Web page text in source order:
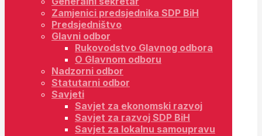
Zamjenici predsjednika SDP BiH
Predsjedništvo
Glavni odbor
Rukovodstvo Glavnog odbora
O Glavnom odboru
Nadzorni odbor
Statutarni odbor
Savjeti
Savjet za ekonomski razvoj
Savjet za razvoj SDP BiH
Savjet za lokalnu samoupravu